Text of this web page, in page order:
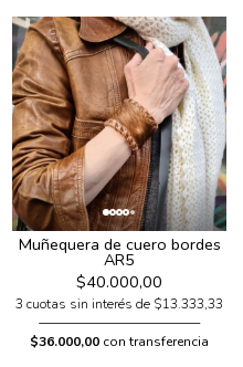
Muñequera de cuero bordes
AR5
$40.000,00
3 cuotas sin interés de $13.333,33
$36.000,00 con transferencia